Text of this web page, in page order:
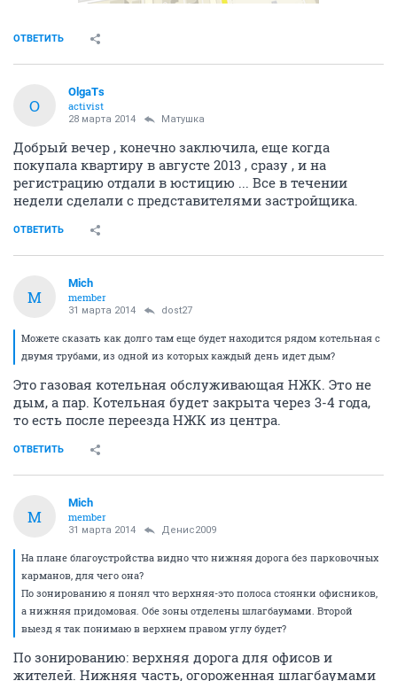
ОТВЕТИТЬ
O
OlgaTs
activist
28 марта 2014 Матушка
Добрый вечер , конечно заключила, еще когда
покупала квартиру в августе 2013 , сразу , и на
регистрацию отдали в юстицию ... Все в течении
недели сделали с представителями застройщика.
ОТВЕТИТЬ
M
Mich
member
31 марта 2014 dost27
Можете сказать как долго там еще будет находится рядом котельная с
двумя трубами, из одной из которых каждый день идет дым?
Это газовая котельная обслуживающая НЖК. Это не
дым, а пар. Котельная будет закрыта через 3-4 года,
то есть после переезда НЖК из центра.
ОТВЕТИТЬ
M
Mich
member
31 марта 2014 Денис2009
На плане благоустройства видно что нижняя дорога без парковочных
карманов, для чего она?
По зонированию я понял что верхняя-это полоса стоянки офисников,
а нижняя придомовая. Обе зоны отделены шлагбаумами. Второй
выезд я так понимаю в верхнем правом углу будет?
По зонированию: верхняя дорога для офисов и
жителей. Нижняя часть, огороженная шлагбаумами